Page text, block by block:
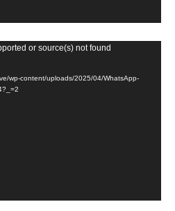
or source(s) not found
wp-content/uploads/2025/04/WhatsApp-